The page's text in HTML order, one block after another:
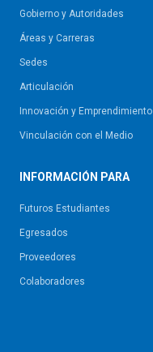
Gobierno y Autoridades​
Áreas y Carreras
Sedes
Articulación
Innovación y Emprendimiento
Vinculación con el Medio
INFORMACIÓN PARA
Futuros Estudiantes
Egresados
Proveedores
Colaboradores